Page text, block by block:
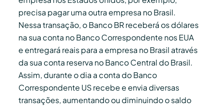
precisa pagar uma outra empresa no Brasil.
Nessa transação, o Banco BR receberá os dólares
na sua conta no Banco Correspondente nos EUA
e entregará reais para a empresa no Brasil através
da sua conta reserva no Banco Central do Brasil.
Assim, durante o dia a conta do Banco
Correspondente US recebe e envia diversas
transações, aumentando ou diminuindo o saldo